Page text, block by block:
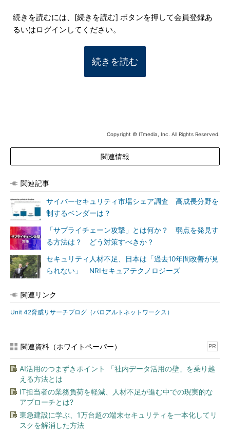
続きを読むには、[続きを読む] ボタンを押して会員登録あ
るいはログインしてください。
続きを読む
Copyright © ITmedia, Inc. All Rights Reserved.
関連情報
関連記事
サイバーセキュリティ市場シェア調査 高成長分野を
制するベンダーは？
「サプライチェーン攻撃」とは何か？ 弱点を発見す
る方法は？ どう対策すべきか？
セキュリティ人材不足、日本は「過去10年間改善が見
られない」 NRIセキュアテクノロジーズ
関連リンク
Unit 42脅威リサーチブログ（パロアルトネットワークス）
関連資料（ホワイトペーパー） PR
AI活用のつまずきポイント 「社内データ活用の壁」を乗り越
える方法とは
IT担当者の業務負荷を軽減、人材不足が進む中での現実的な
アプローチとは?
東急建設に学ぶ、1万台超の端末セキュリティを一本化してリ
スクを解消した方法